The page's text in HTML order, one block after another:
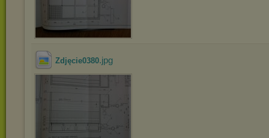
Zdjęcie0380.jpg